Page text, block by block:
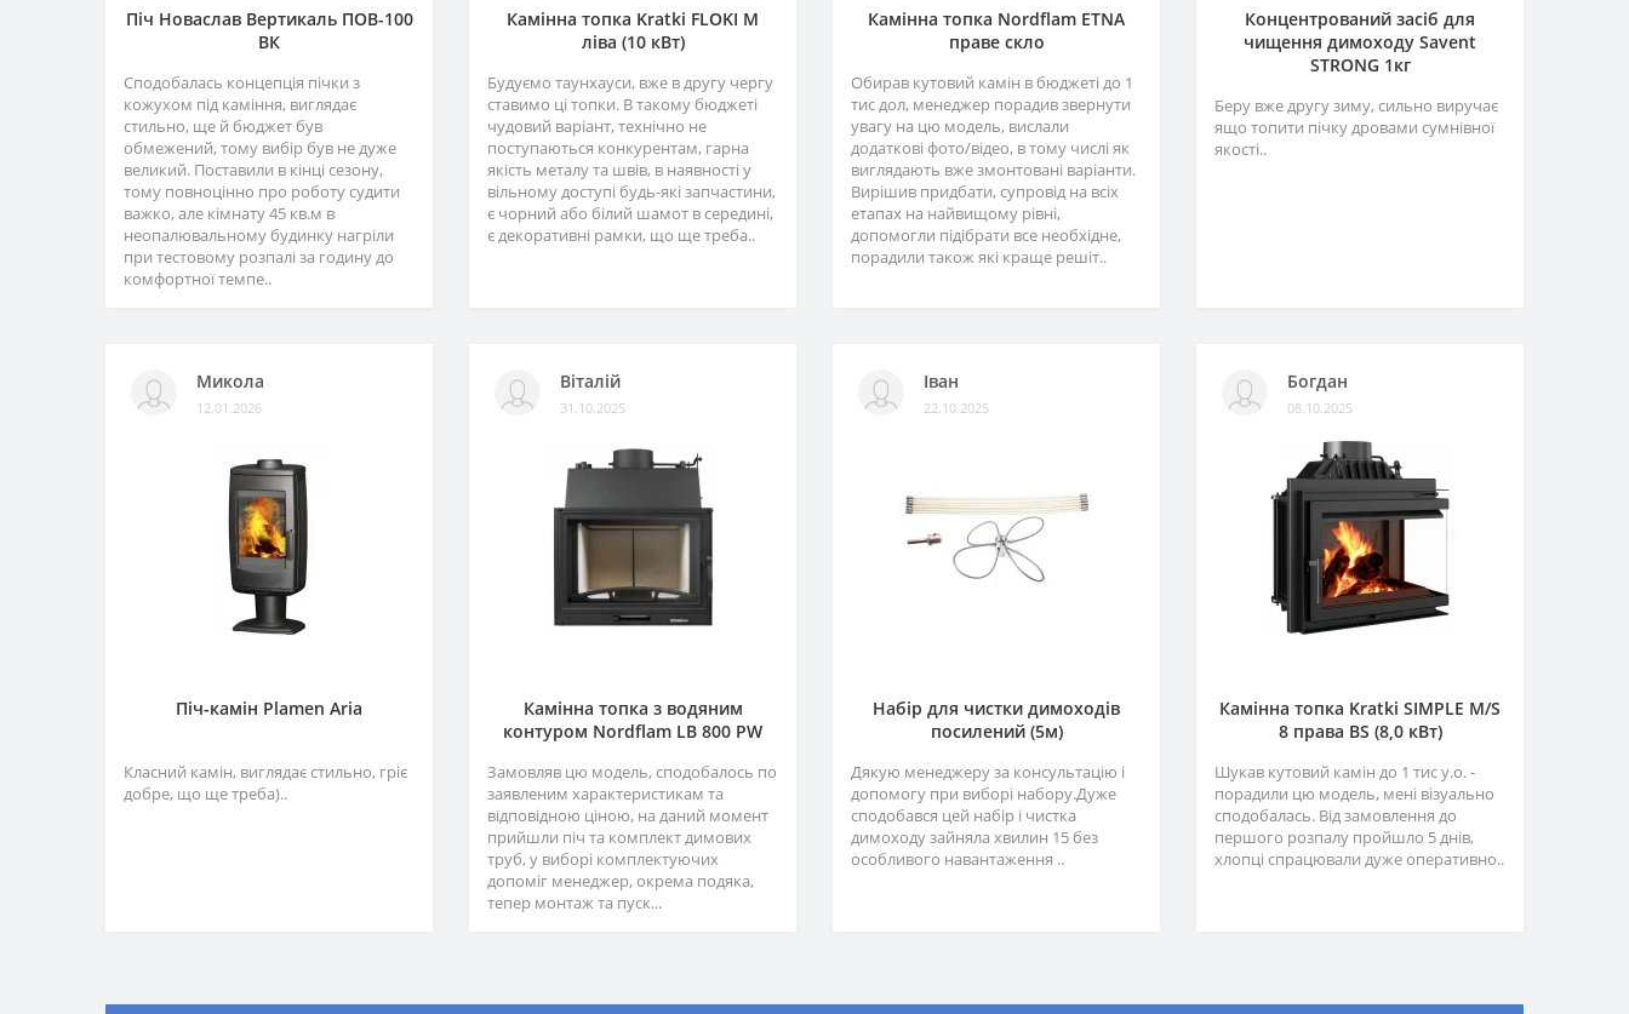
Піч Новаслав Вертикаль ПОВ-100
ВК
Сподобалась концепція пічки з
кожухом під каміння, виглядає
стильно, ще й бюджет був
обмежений, тому вибір був не дуже
великий. Поставили в кінці сезону,
тому повноцінно про роботу судити
важко, але кімнату 45 кв.м в
неопалювальному будинку нагріли
при тестовому розпалі за годину до
комфортної темпе..
Камінна топка Kratki FLOKI M
ліва (10 кВт)
Будуємо таунхауси, вже в другу чергу
ставимо ці топки. В такому бюджеті
чудовий варіант, технічно не
поступаються конкурентам, гарна
якість металу та швів, в наявності у
вільному доступі будь-які запчастини,
є чорний або білий шамот в середині,
є декоративні рамки, що ще треба..
Камінна топка Nordflam ETNA
праве скло
Обирав кутовий камін в бюджеті до 1
тис дол, менеджер порадив звернути
увагу на цю модель, вислали
додаткові фото/відео, в тому числі як
виглядають вже змонтовані варіанти.
Вирішив придбати, супровід на всіх
етапах на найвищому рівні,
допомогли підібрати все необхідне,
порадили також які краще решіт..
Концентрований засіб для
чищення димоходу Savent
STRONG 1кг
Беру вже другу зиму, сильно виручає
ящо топити пічку дровами сумнівної
якості..
Микола
12.01.2026
Піч-камін Plamen Aria
Класний камін, виглядає стильно, гріє
добре, що ще треба)..
Віталій
31.10.2025
Камінна топка з водяним
контуром Nordflam LB 800 PW
Замовляв цю модель, сподобалось по
заявленим характеристикам та
відповідною ціною, на даний момент
прийшли піч та комплект димових
труб, у виборі комплектуючих
допоміг менеджер, окрема подяка,
тепер монтаж та пуск...
Іван
22.10.2025
Набір для чистки димоходів
посилений (5м)
Дякую менеджеру за консультацію і
допомогу при виборі набору.Дуже
сподобався цей набір і чистка
димоходу зайняла хвилин 15 без
особливого навантаження ..
Богдан
08.10.2025
Камінна топка Kratki SIMPLE M/S
8 права BS (8,0 кВт)
Шукав кутовий камін до 1 тис у.о. -
порадили цю модель, мені візуально
сподобалась. Від замовлення до
першого розпалу пройшло 5 днів,
хлопці спрацювали дуже оперативно..